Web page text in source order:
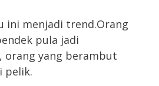
ini menjadi trend.Orang
pula jadi
orang yang berambut
pelik.